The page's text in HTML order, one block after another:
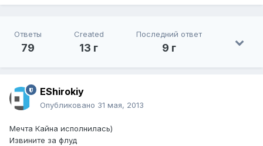
Ответы
79
Created
13 г
Последний ответ
9 г
EShirokiy
Опубликовано 31 мая, 2013
Мечта Кайна исполнилась)
Извините за флуд